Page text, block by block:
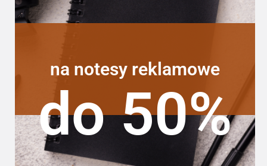
na notesy reklamowe
do 50%